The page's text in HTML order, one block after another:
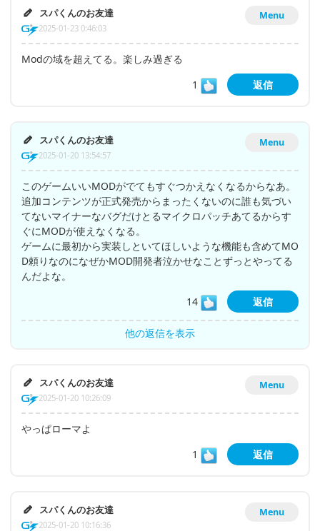
Menu
スパくんのお友達
2025-01-23 0:46:03
Modの域を超えてる。楽しみ過ぎる
1
返信
Menu
スパくんのお友達
2025-01-20 13:54:57
このゲームいいMODがでてもすぐつかえなくなるからなあ。
追加コンテンツが正式発売からまったくないのに誰も気づい
てないマイナーなバグだけとるマイクロパッチあてるからす
ぐにMODが使えなくなる。
ゲームに最初から実装しといてほしいような機能も含めてMO
D頼りなのになぜかMOD開発者泣かせなことずっとやってる
んだよな。
14
返信
他の返信を表示
Menu
スパくんのお友達
2025-01-20 10:26:09
やっぱローマよ
1
返信
Menu
スパくんのお友達
2025-01-20 10:16:36